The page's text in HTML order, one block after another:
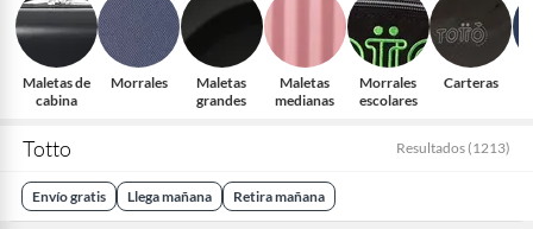
Maletas de
cabina
Morrales
Maletas
grandes
Maletas
medianas
Morrales
escolares
Carteras
Totto Resultados (1213)
Envío gratis Llega mañana Retira mañana